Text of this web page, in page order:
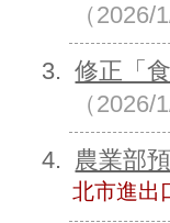
（2026/
修正「
（2026/
農業部
北市進出